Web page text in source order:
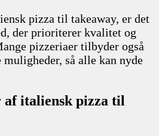
pizza til takeaway, er det
der prioriterer kvalitet og
pizzeriaer tilbyder også
så alle kan nyde
italiensk pizza til